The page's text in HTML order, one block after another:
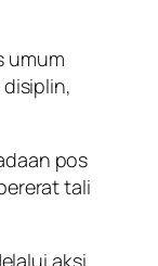
umum
pos
tali